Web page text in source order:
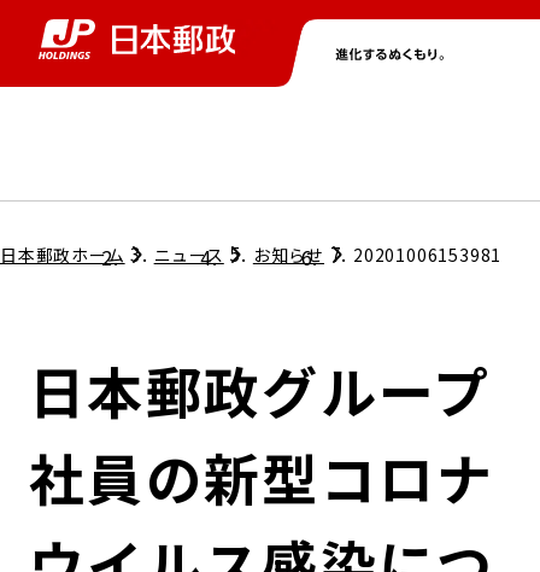
グループ情報トップ
コンプライアンス
ガバナンス
コンダクト向上の取組み
株主・投資家情報トップ
個人投資家のみなさまへ
株式情報
財務情報・IR資料
ニューストップ
サステナビリティトップ
担当役員メッセージ
サステナビリティマネジメント
持続可能な金融のフレームワーク
採用情報トップ
日本郵政ホーム ニュース お知らせ 20201006153981
日本郵政グループ
社員の新型コロナ